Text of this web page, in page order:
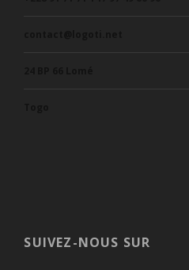
SUIVEZ-NOUS SUR